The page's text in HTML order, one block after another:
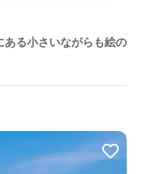
る小さいながらも絵の